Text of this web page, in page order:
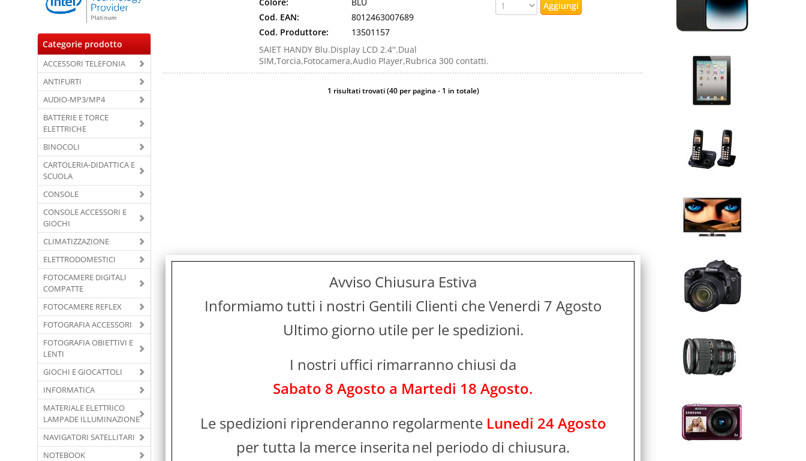
Categorie prodotto
ACCESSORI TELEFONIA
ANTIFURTI
AUDIO-MP3/MP4
BATTERIE E TORCE
ELETTRICHE
BINOCOLI
CARTOLERIA-DIDATTICA E
SCUOLA
CONSOLE
CONSOLE ACCESSORI E
GIOCHI
CLIMATIZZAZIONE
ELETTRODOMESTICI
FOTOCAMERE DIGITALI
COMPATTE
FOTOCAMERE REFLEX
FOTOGRAFIA ACCESSORI
FOTOGRAFIA OBIETTIVI E
LENTI
GIOCHI E GIOCATTOLI
INFORMATICA
MATERIALE ELETTRICO
LAMPADE ILLUMINAZIONE
NAVIGATORI SATELLITARI
NOTEBOOK
Cod. EAN:
8012463007689
Cod. Produttore:
13501157
SAIET HANDY Blu.Display LCD 2.4''.Dual
SIM,Torcia,Fotocamera,Audio Player,Rubrica 300 contatti.
1 risultati trovati (40 per pagina - 1 in totale)
Avviso Chiusura Estiva
Informiamo tutti i nostri Gentili Clienti che Venerdi 7 Agosto
Ultimo giorno utile per le spedizioni.
I nostri uffici rimarranno chiusi da
Sabato 8 Agosto a Martedi 18 Agosto.
Le spedizioni riprenderanno regolarmente Lunedi 24 Agosto
per tutta la merce inserita nel periodo di chiusura.